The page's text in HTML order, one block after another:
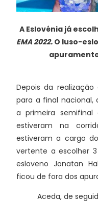
A Eslovénia já
EMA 2022. O luso-
Depois da realização
para a final nacional,
a primeira semifinal
estiveram na
estiveram a cargo
vertente a escolher
esloveno Jonatan
ficou de fora dos
Aceda, de